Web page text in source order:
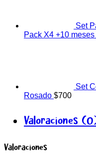
Set
Pack X4 +10 meses
Set
Rosado $700
Valoraciones
Valoraciones